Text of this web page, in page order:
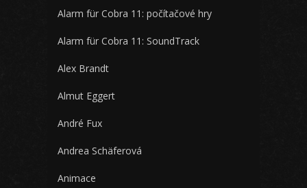
Alarm für Cobra 11: počítačové hry
Alarm für Cobra 11: SoundTrack
Alex Brandt
Almut Eggert
André Fux
Andrea Schäferová
Animace